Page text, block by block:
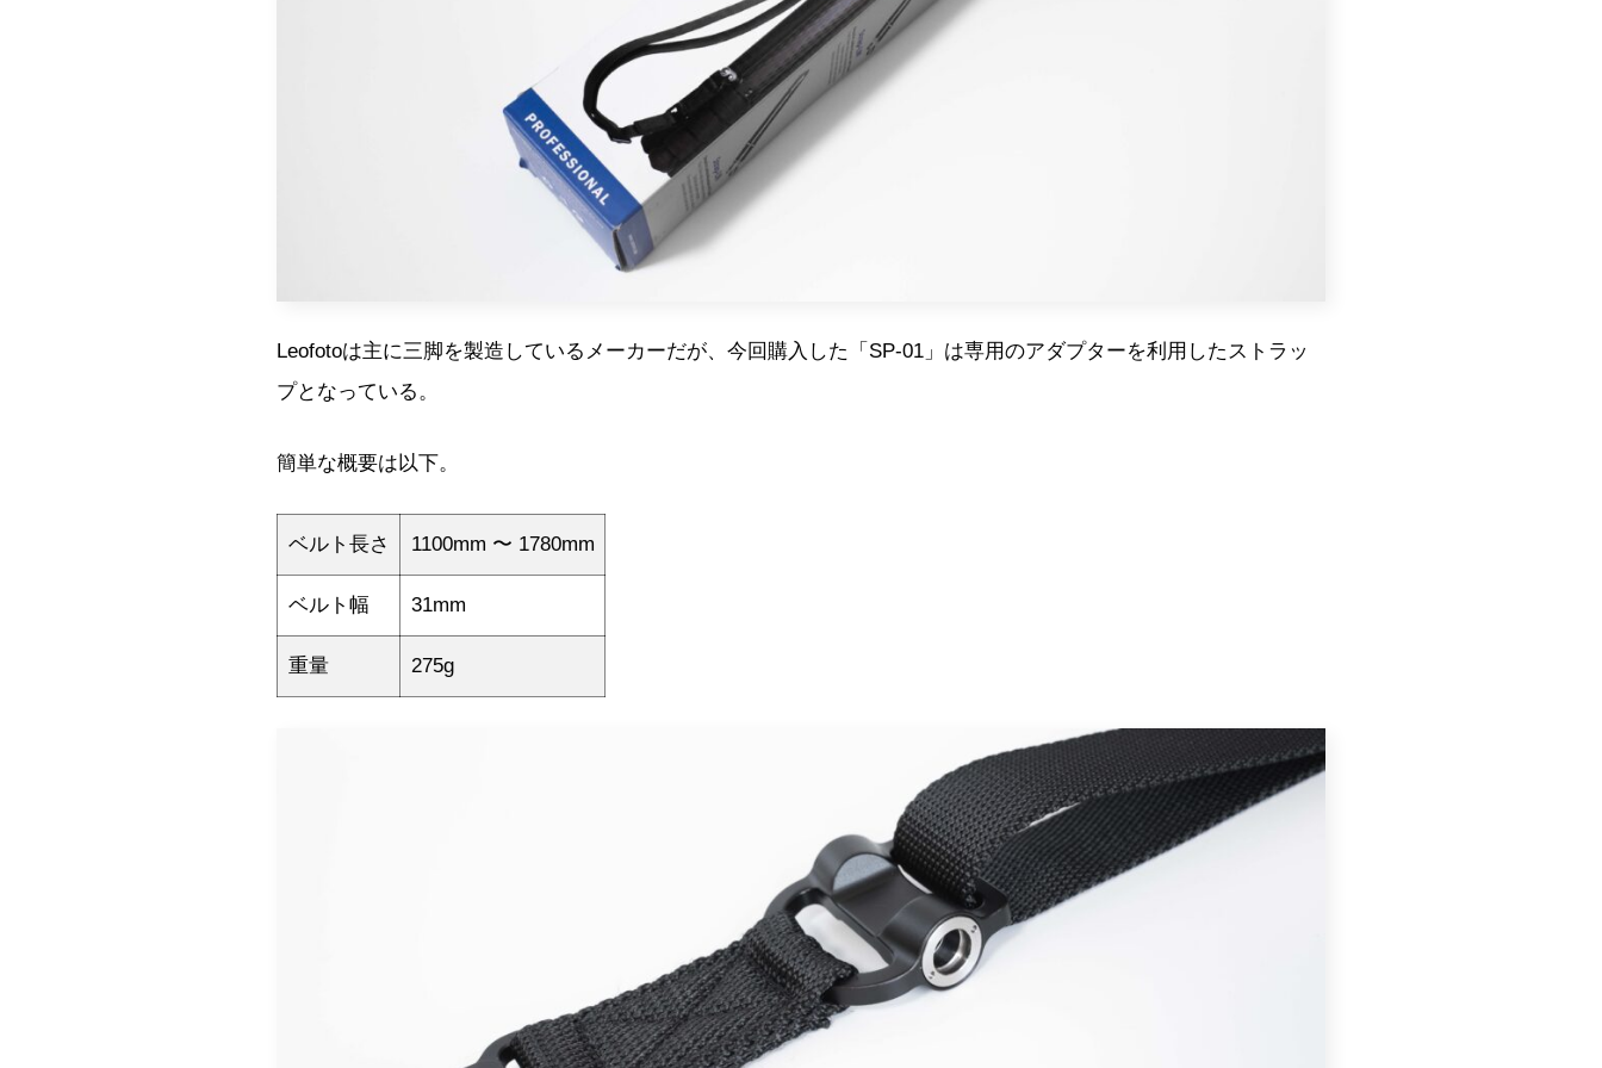
Leofotoは主に三脚を製造しているメーカーだが、今回購入した「SP-01」は専用のアダプターを利用したストラッ
プとなっている。
簡単な概要は以下。
ベルト長さ 1100mm 〜 1780mm
ベルト幅 31mm
重量 275g